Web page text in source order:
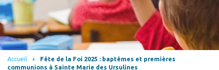
Accueil
Fête de la Foi 2025 : baptêmes et premières
communions à Sainte Marie des Ursulines